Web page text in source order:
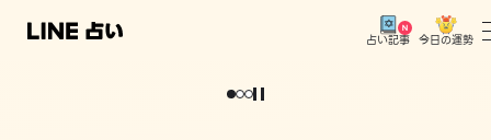
占い記事 今日の運勢
どうせなら
。